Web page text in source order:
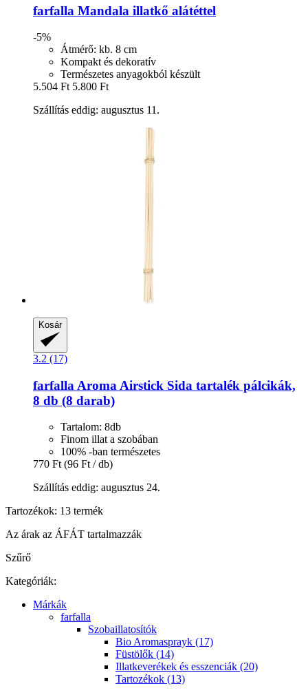
farfalla Mandala illatkő alátéttel
-5%
Átmérő: kb. 8 cm
Kompakt és dekoratív
Természetes anyagokból készült
5.504 Ft 5.800 Ft
Szállítás eddig: augusztus 11.
Kosár
3.2 (17)
farfalla Aroma Airstick Sida tartalék pálcikák,
8 db (8 darab)
Tartalom: 8db
Finom illat a szobában
100% -ban természetes
770 Ft (96 Ft / db)
Szállítás eddig: augusztus 24.
Tartozékok: 13 termék
Az árak az ÁFÁT tartalmazzák
Szűrő
Kategóriák:
Márkák
farfalla
Szobaillatosítók
Bio Aromasprayk (17)
Füstölők (14)
Illatkeverékek és esszenciák (20)
Tartozékok (13)